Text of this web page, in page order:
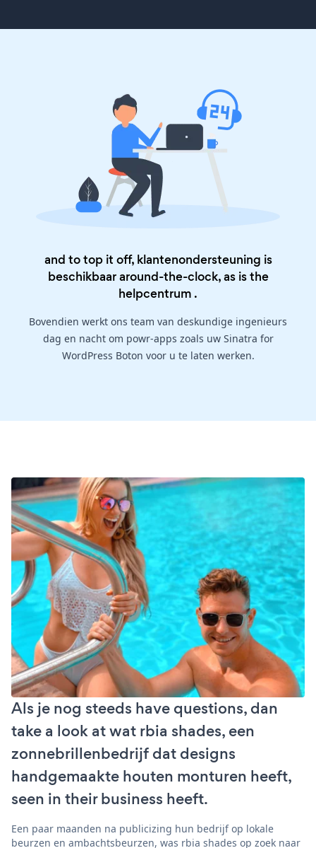
and to top it off, klantenondersteuning is
beschikbaar around-the-clock, as is the
helpcentrum .
Bovendien werkt ons team van deskundige ingenieurs
dag en nacht om powr-apps zoals uw Sinatra for
WordPress Boton voor u te laten werken.
Als je nog steeds have questions, dan
take a look at wat rbia shades, een
zonnebrillenbedrijf dat designs
handgemaakte houten monturen heeft,
seen in their business heeft.
Een paar maanden na publicizing hun bedrijf op lokale
beurzen en ambachtsbeurzen, was rbia shades op zoek naar